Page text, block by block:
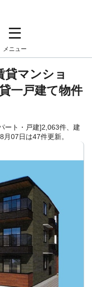
メニュー
貸マンショ
一戸建て物件
ート・戸建]2,063件、建
07日は47件更新。